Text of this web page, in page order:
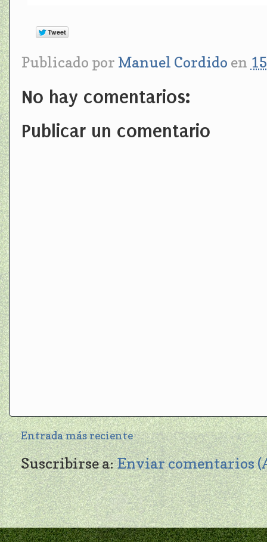
Publicado por Manuel Cordido en
No hay comentarios:
Publicar un comentario
Entrada más reciente
Suscribirse a:Enviar comentarios